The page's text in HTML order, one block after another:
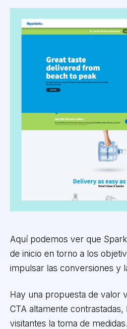
Aquí podemos ver que
de inicio en torno a los
impulsar las conversiones y
Hay una propuesta de valor
CTA altamente contrastadas,
visitantes la toma de medidas.